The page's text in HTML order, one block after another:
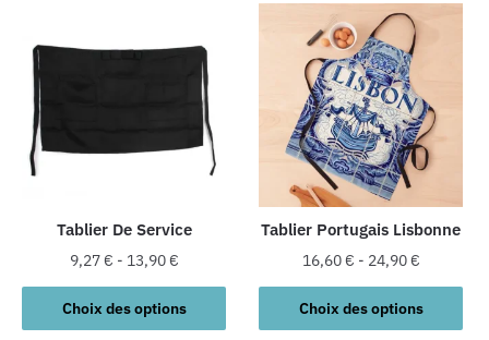
Tablier De Service
9,27€ - 13,90€
Choix des options
Ce
produit
Tablier Portugais Lisbonne
16,60€ - 24,90€
Choix des options
Ce
produit